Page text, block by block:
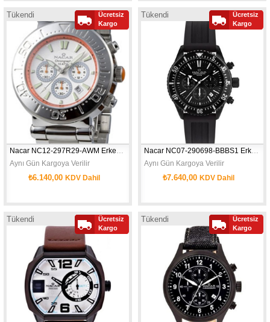
Tükendi
Nacar NC12-297R29-AWM Erkek Kol Saati
Aynı Gün Kargoya Verilir
₺6.140,00 KDV Dahil
Ücretsiz
Kargo
Tükendi
Nacar NC07-290698-BBBS1 Erkek Kol Saati
Aynı Gün Kargoya Verilir
₺7.640,00 KDV Dahil
Ücretsiz
Kargo
Tükendi
Ücretsiz
Kargo
Tükendi
Ücretsiz
Kargo